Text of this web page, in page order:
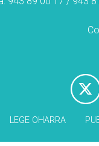
LEGE OHARRA